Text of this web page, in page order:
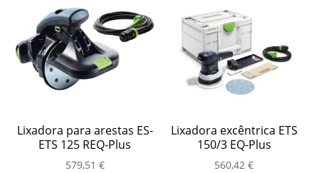
Lixadora para arestas ES-
ETS 125 REQ-Plus
579,51 €
Lixadora excêntrica ETS
150/3 EQ-Plus
560,42€